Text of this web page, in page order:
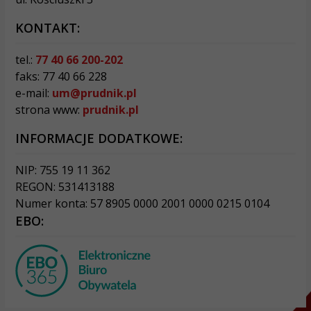
KONTAKT:
tel.: 77 40 66 200-202
faks: 77 40 66 228
e-mail: um@prudnik.pl
strona www: prudnik.pl
INFORMACJE DODATKOWE:
NIP: 755 19 11 362
REGON: 531413188
Numer konta: 57 8905 0000 2001 0000 0215 0104
EBO: